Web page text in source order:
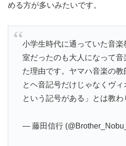
める方が多いみたいです。
小学生時代に通っていた音
室だったのも大人になって音
た理由です。ヤマハ音楽の
とヘ音記号だけじゃなくヴ
という記号がある」とは教わ
— 藤田信行